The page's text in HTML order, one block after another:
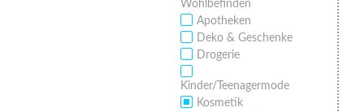
Wohlbefinden
Apotheken
Deko & Geschenke
Drogerie
Kinder/Teenagermode
Kosmetik